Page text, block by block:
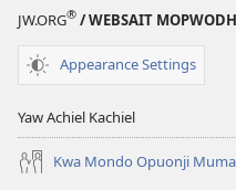
JW.ORG® / WEBSAIT
Appearance Settings
Yaw Achiel Kachiel
Kwa Mondo Opuonji Muma